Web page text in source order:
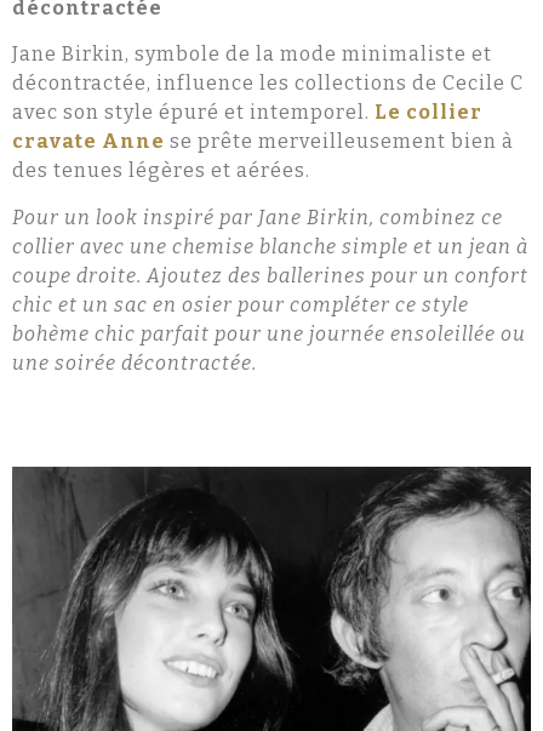
décontractée
Jane Birkin, symbole de la mode minimaliste et
décontractée, influence les collections de Cecile C
avec son style épuré et intemporel. Le collier
cravate Anne se prête merveilleusement bien à
des tenues légères et aérées.
Pour un look inspiré par Jane Birkin, combinez ce
collier avec une chemise blanche simple et un jean à
coupe droite. Ajoutez des ballerines pour un confort
chic et un sac en osier pour compléter ce style
bohème chic parfait pour une journée ensoleillée ou
une soirée décontractée.